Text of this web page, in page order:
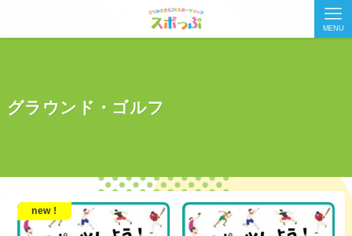
MENU
グラウンド・ゴルフ
new !